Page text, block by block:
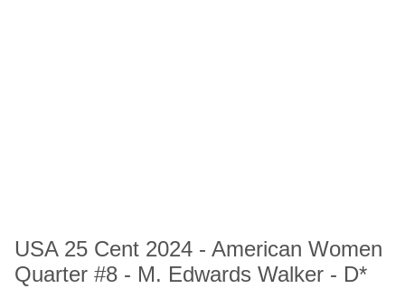
USA 25 Cent 2024 - American Women
Quarter #8 - M. Edwards Walker - D*